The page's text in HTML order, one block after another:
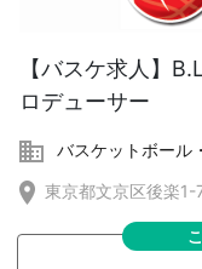
【バスケ求人】
ロデューサー
バスケットボール
東京都文京区後楽